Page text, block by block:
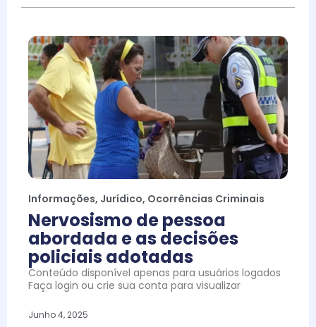
Informações, Jurídico, Ocorrências Criminais
Nervosismo de pessoa
abordada e as decisões
policiais adotadas
Conteúdo disponível apenas para usuários logados
Faça login ou crie sua conta para visualizar
Junho 4, 2025